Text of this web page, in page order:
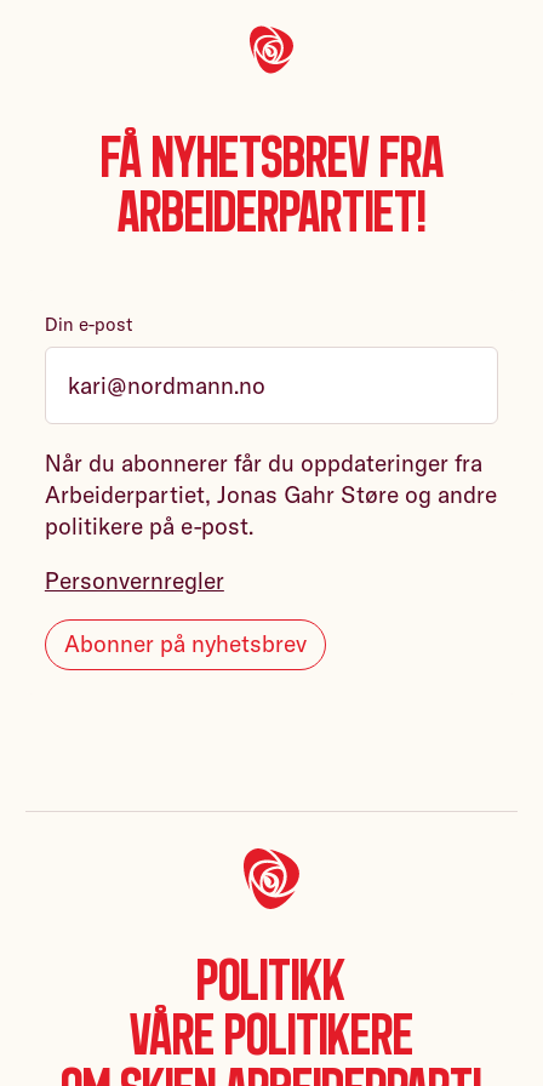
Få nyhetsbrev fra
Arbeiderpartiet!
Din e-post
Når du abonnerer får du oppdateringer fra
Arbeiderpartiet, Jonas Gahr Støre og andre
politikere på e-post.
Personvernregler
Abonner på nyhetsbrev
Politikk
Våre politikere